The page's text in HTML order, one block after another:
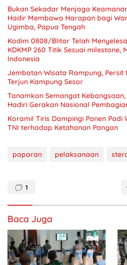
Bukan Sekadar Menjaga
Hadir Membawa Harapan bagi
Ugimba, Papua Tengah
Kodim 0808/Blitar Telah
KDKMP 260 Titik Sesuai milestone,
Indonesia
Jembatan Wisata Rampung, Persit
Terjun Kampung Sesor
Tanamkan Semangat
Hadiri Gerakan Nasional
Koramil Tiris Dampingi Panen Padi
TNI terhadap Ketahanan Pangan
paparan pelaksanaan
1
Baca Juga